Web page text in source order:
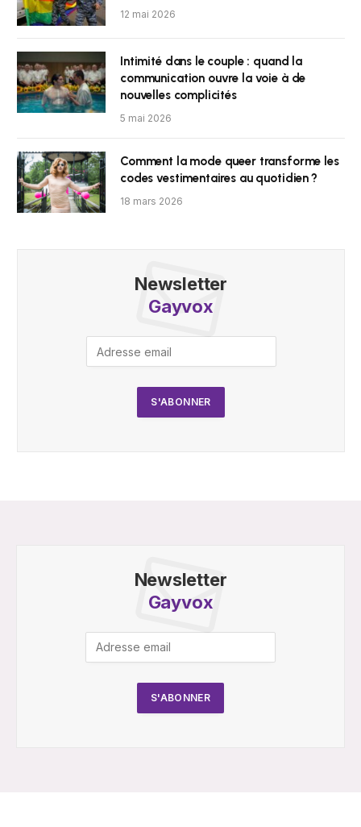
12 mai 2026
Intimité dans le couple : quand la
communication ouvre la voie à de
nouvelles complicités
5 mai 2026
Comment la mode queer transforme les
codes vestimentaires au quotidien ?
18 mars 2026
Newsletter
Gayvox
Newsletter
Gayvox